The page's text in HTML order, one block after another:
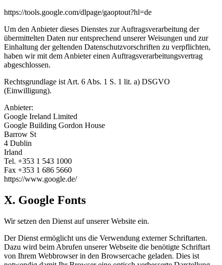
https://tools.google.com/dlpage/gaoptout?hl=de
Um den Anbieter dieses Dienstes zur Auftragsverarbeitung der
übermittelten Daten nur entsprechend unserer Weisungen und zur
Einhaltung der geltenden Datenschutzvorschriften zu verpflichten,
haben wir mit dem Anbieter einen Auftragsverarbeitungsvertrag
abgeschlossen.
Rechtsgrundlage ist Art. 6 Abs. 1 S. 1 lit. a) DSGVO
(Einwilligung).
Anbieter:
Google Ireland Limited
Google Building Gordon House
Barrow St
4 Dublin
Irland
Tel. +353 1 543 1000
Fax +353 1 686 5660
https://www.google.de/
X. Google Fonts
Wir setzen den Dienst auf unserer Website ein.
Der Dienst ermöglicht uns die Verwendung externer Schriftarten.
Dazu wird beim Abrufen unserer Webseite die benötigte Schriftart
von Ihrem Webbrowser in den Browsercache geladen. Dies ist